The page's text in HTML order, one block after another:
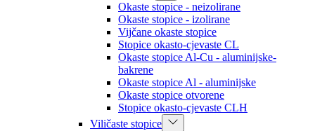
Okaste stopice - neizolirane
Okaste stopice - izolirane
Vijčane okaste stopice
Stopice okasto-cjevaste CL
Okaste stopice Al-Cu - aluminijske-
bakrene
Okaste stopice Al - aluminijske
Okaste stopice otvorene
Stopice okasto-cjevaste CLH
Viličaste stopice